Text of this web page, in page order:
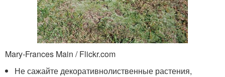
Mary-Frances Main / Flickr.com
Не сажайте декоративнолиственные растения,